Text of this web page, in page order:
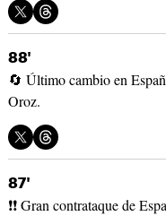
88'
🔄 Último cambio en
Oroz.
87'
❗❗ Gran contrataque de